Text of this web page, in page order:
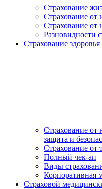
Страхование
Страхование от
Страхование от
Разновидности
Страхование здоровья
Страхование от
защита и
Страхование от
Полный чек-ап
Виды
Корпоративная
Страховой